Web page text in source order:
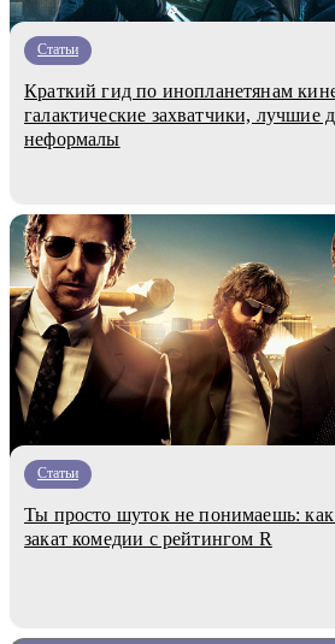
Статьи
Краткий гид по инопланетянам
галактические захватчики, лучшие
неформалы
Статьи
Ты просто шуток не понимаешь:
закат комедии с рейтингом R